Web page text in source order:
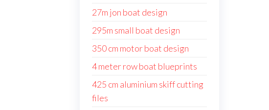
27m jon boat design
295m small boat design
350 cm motor boat design
4 meter row boat blueprints
425 cm aluminium skiff cutting
files